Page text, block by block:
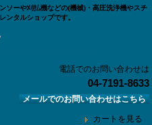
ソーや刈払機などの(機械)・高圧洗浄機やスチ
ンタルショップです。
電話でのお問い合わせは
04-7191-8633
メールでのお問い合わせはこちら
カートを見る